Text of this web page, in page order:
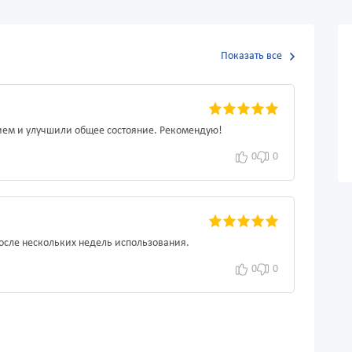
Показать все
и улучшили общее состояние. Рекомендую!
0 0
нескольких недель использования.
0 0